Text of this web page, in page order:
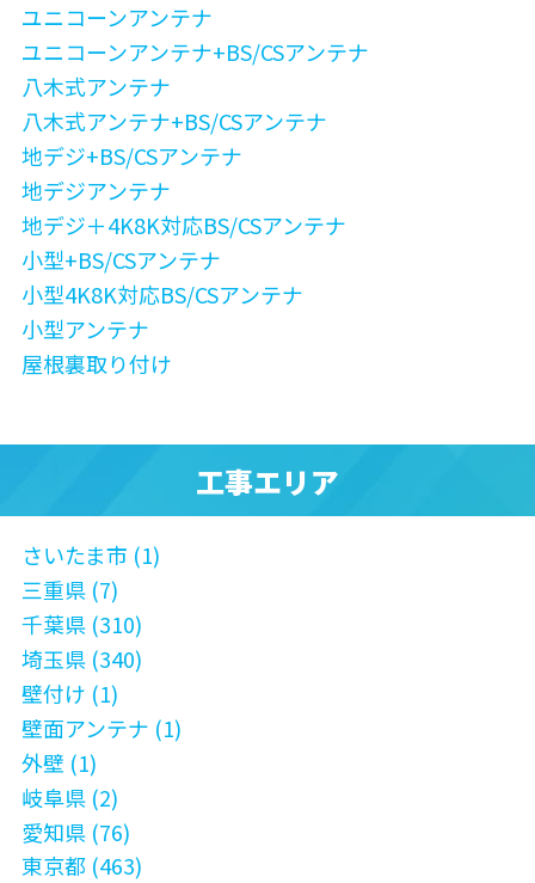
ユニコーンアンテナ
ユニコーンアンテナ+BS/CSアンテナ
八木式アンテナ
八木式アンテナ+BS/CSアンテナ
地デジ+BS/CSアンテナ
地デジアンテナ
地デジ＋4K8K対応BS/CSアンテナ
小型+BS/CSアンテナ
小型4K8K対応BS/CSアンテナ
小型アンテナ
屋根裏取り付け
工事エリア
さいたま市 (1)
三重県 (7)
千葉県 (310)
埼玉県 (340)
壁付け (1)
壁面アンテナ (1)
外壁 (1)
岐阜県 (2)
愛知県 (76)
東京都 (463)